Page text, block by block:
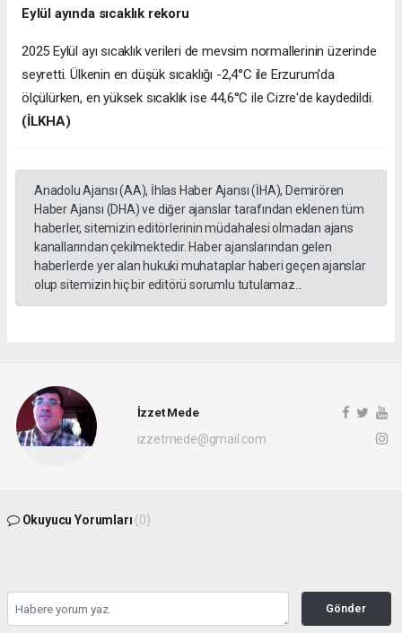
Eylül ayında sıcaklık rekoru
2025 Eylül ayı sıcaklık verileri de mevsim normallerinin üzerinde
seyretti. Ülkenin en düşük sıcaklığı -2,4°C ile Erzurum'da
ölçülürken, en yüksek sıcaklık ise 44,6°C ile Cizre'de kaydedildi.
(İLKHA)
Anadolu Ajansı (AA), İhlas Haber Ajansı (İHA), Demirören
Haber Ajansı (DHA) ve diğer ajanslar tarafından eklenen tüm
haberler, sitemizin editörlerinin müdahalesi olmadan ajans
kanallarından çekilmektedir. Haber ajanslarından gelen
haberlerde yer alan hukuki muhataplar haberi geçen ajanslar
olup sitemizin hiç bir editörü sorumlu tutulamaz...
İzzet Mede
izzetmede@gmail.com
Okuyucu Yorumları (0)
Gönder